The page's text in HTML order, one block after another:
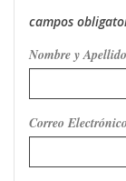
campos
Nombre y Apellido
Correo Electrónico